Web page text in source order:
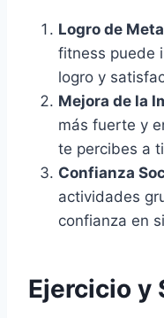
Logro de
fitness puede
logro y
Mejora de la
más fuerte y
te percibes a
Confianza
actividades
confianza en
Ejercicio y